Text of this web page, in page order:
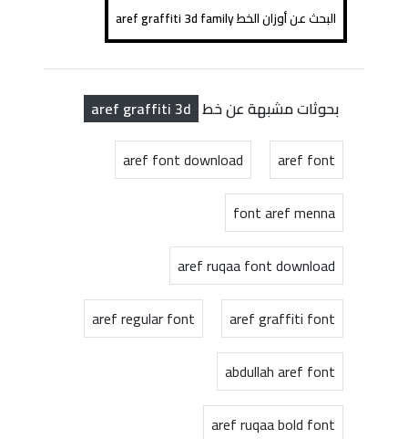
البحث عن أوزان الخط aref graffiti 3d family
بحوثات مشبهة عن خط aref graffiti 3d
aref font
aref font download
font aref menna
aref ruqaa font download
aref graffiti font
aref regular font
abdullah aref font
aref ruqaa bold font